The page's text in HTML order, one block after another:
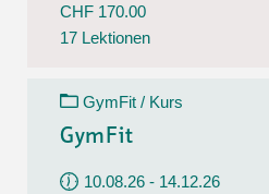
CHF 170.00
17 Lektionen
GymFit / Kurs
GymFit
10.08.26 - 14.12.26